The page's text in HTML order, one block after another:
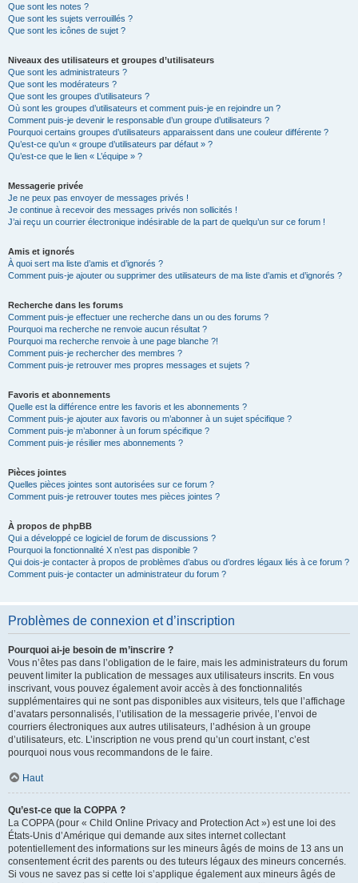
Que sont les notes ?
Que sont les sujets verrouillés ?
Que sont les icônes de sujet ?
Niveaux des utilisateurs et groupes d’utilisateurs
Que sont les administrateurs ?
Que sont les modérateurs ?
Que sont les groupes d’utilisateurs ?
Où sont les groupes d’utilisateurs et comment puis-je en rejoindre un ?
Comment puis-je devenir le responsable d’un groupe d’utilisateurs ?
Pourquoi certains groupes d’utilisateurs apparaissent dans une couleur différente ?
Qu’est-ce qu’un « groupe d’utilisateurs par défaut » ?
Qu’est-ce que le lien « L’équipe » ?
Messagerie privée
Je ne peux pas envoyer de messages privés !
Je continue à recevoir des messages privés non sollicités !
J’ai reçu un courrier électronique indésirable de la part de quelqu’un sur ce forum !
Amis et ignorés
À quoi sert ma liste d’amis et d’ignorés ?
Comment puis-je ajouter ou supprimer des utilisateurs de ma liste d’amis et d’ignorés ?
Recherche dans les forums
Comment puis-je effectuer une recherche dans un ou des forums ?
Pourquoi ma recherche ne renvoie aucun résultat ?
Pourquoi ma recherche renvoie à une page blanche ?!
Comment puis-je rechercher des membres ?
Comment puis-je retrouver mes propres messages et sujets ?
Favoris et abonnements
Quelle est la différence entre les favoris et les abonnements ?
Comment puis-je ajouter aux favoris ou m’abonner à un sujet spécifique ?
Comment puis-je m’abonner à un forum spécifique ?
Comment puis-je résilier mes abonnements ?
Pièces jointes
Quelles pièces jointes sont autorisées sur ce forum ?
Comment puis-je retrouver toutes mes pièces jointes ?
À propos de phpBB
Qui a développé ce logiciel de forum de discussions ?
Pourquoi la fonctionnalité X n’est pas disponible ?
Qui dois-je contacter à propos de problèmes d’abus ou d’ordres légaux liés à ce forum ?
Comment puis-je contacter un administrateur du forum ?
Problèmes de connexion et d’inscription
Pourquoi ai-je besoin de m’inscrire ?
Vous n’êtes pas dans l’obligation de le faire, mais les administrateurs du forum
peuvent limiter la publication de messages aux utilisateurs inscrits. En vous
inscrivant, vous pouvez également avoir accès à des fonctionnalités
supplémentaires qui ne sont pas disponibles aux visiteurs, tels que l’affichage
d’avatars personnalisés, l’utilisation de la messagerie privée, l’envoi de
courriers électroniques aux autres utilisateurs, l’adhésion à un groupe
d’utilisateurs, etc. L’inscription ne vous prend qu’un court instant, c’est
pourquoi nous vous recommandons de le faire.
Haut
Qu’est-ce que la COPPA ?
La COPPA (pour « Child Online Privacy and Protection Act ») est une loi des
États-Unis d’Amérique qui demande aux sites internet collectant
potentiellement des informations sur les mineurs âgés de moins de 13 ans un
consentement écrit des parents ou des tuteurs légaux des mineurs concernés.
Si vous ne savez pas si cette loi s’applique également aux mineurs âgés de